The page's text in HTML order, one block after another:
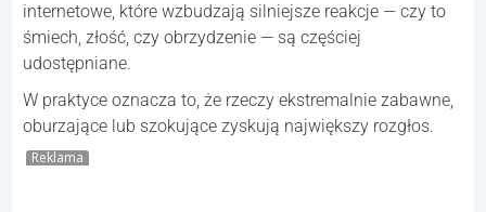
internetowe, które wzbudzają silniejsze reakcje — czy to
śmiech, złość, czy obrzydzenie — są częściej
udostępniane.
W praktyce oznacza to, że rzeczy ekstremalnie zabawne,
oburzające lub szokujące zyskują największy rozgłos.
Reklama